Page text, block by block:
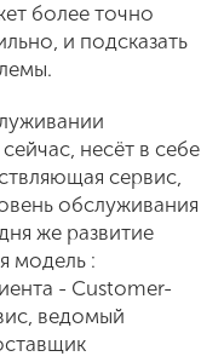
более точно
и подсказать
несёт в себе
сервис,
обслуживания
же развитие
модель :
- Customer-
ведомый